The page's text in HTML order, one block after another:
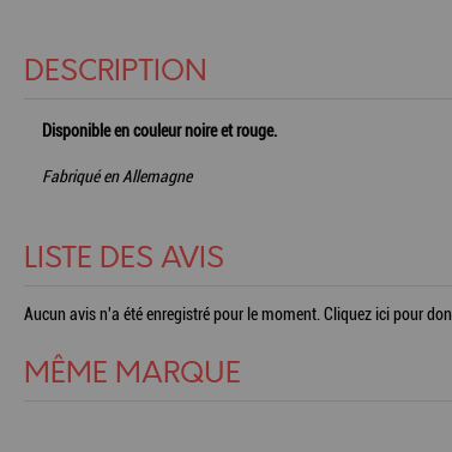
DESCRIPTION
Disponible en couleur noire et rouge.
Fabriqué en Allemagne
LISTE DES AVIS
Aucun avis n'a été enregistré pour le moment. Cliquez ici pour
MÊME MARQUE